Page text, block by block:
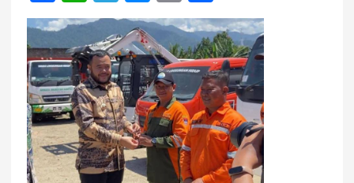
a
c
e
b
o
o
k
h
a
ts
A
p
p
el
e
g
r
a
m
e
ss
e
n
g
er
m
ai
l
h
a
re